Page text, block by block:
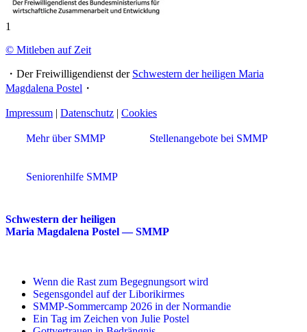
1
© Mitleben auf Zeit
・Der Freiwilligendienst der Schwestern der heiligen Maria
Magdalena Postel ・
Impressum | Datenschutz | Cookies
Mehr über SMMP Stellenangebote bei SMMP
Seniorenhilfe SMMP
Schwestern der heiligen
Maria Magdalena Postel — SMMP
Wenn die Rast zum Begegnungsort wird
Segensgondel auf der Liborikirmes
SMMP-Sommercamp 2026 in der Normandie
Ein Tag im Zeichen von Julie Postel